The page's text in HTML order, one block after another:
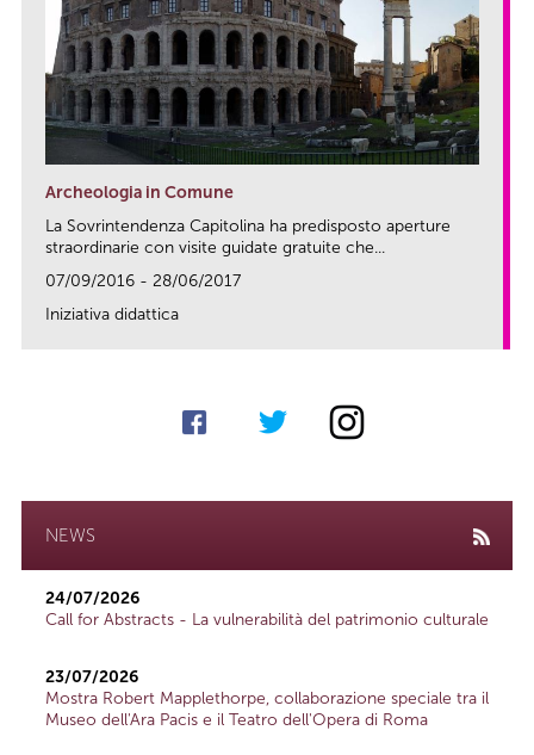
Archeologia in Comune
La Sovrintendenza Capitolina ha predisposto aperture
straordinarie con visite guidate gratuite che...
07/09/2016 - 28/06/2017
Iniziativa didattica
NEWS
24/07/2026
Call for Abstracts - La vulnerabilità del patrimonio culturale
23/07/2026
Mostra Robert Mapplethorpe, collaborazione speciale tra il
Museo dell'Ara Pacis e il Teatro dell'Opera di Roma